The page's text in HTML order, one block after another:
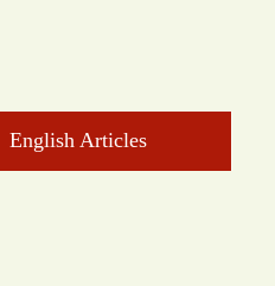
English Articles